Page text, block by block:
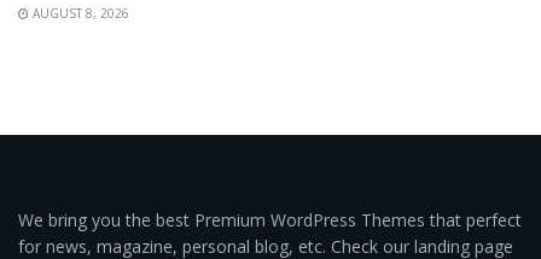
AUGUST 8, 2026
We bring you the best Premium WordPress Themes that perfect
for news, magazine, personal blog, etc. Check our landing page